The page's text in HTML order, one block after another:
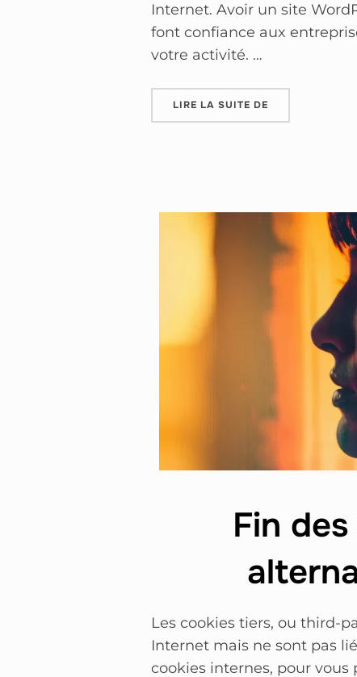
Internet. Avoir un site
font confiance aux
votre activité. …
LIRE LA SUITE DE
Fin
Les cookies tiers, ou third-
Internet mais ne sont pas
cookies internes, pour